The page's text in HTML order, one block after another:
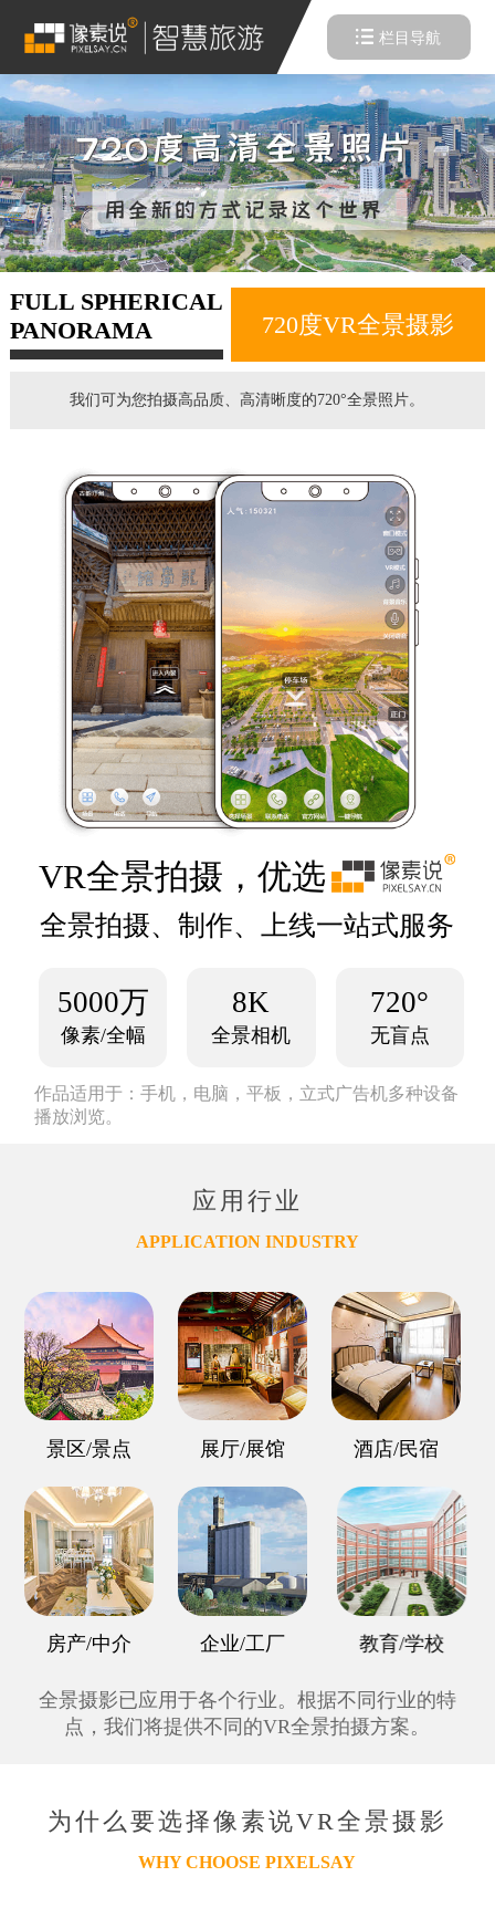
栏目导航
FULL SPHERICAL
PANORAMA
720度VR全景摄影
我们可为您拍摄高品质、高清晰度的720°全景照片。
VR全景拍摄，优选
全景拍摄、制作、上线一站式服务
5000万
像素/全幅
8K
全景相机
720°
无盲点
作品适用于：手机，电脑，平板，立式广告机多种设备
播放浏览。
应用行业
APPLICATION INDUSTRY
景区/景点 展厅/展馆 酒店/民宿
房产/中介 企业/工厂 教育/学校
全景摄影已应用于各个行业。根据不同行业的特
点，我们将提供不同的VR全景拍摄方案。
为什么要选择像素说VR全景摄影
WHY CHOOSE PIXELSAY